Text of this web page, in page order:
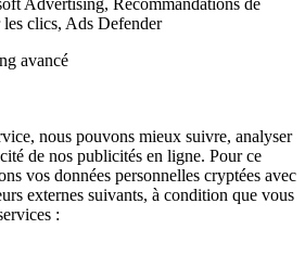
Advertising, Recommandations de
les clics, Ads Defender
avancé
nous pouvons mieux suivre, analyser
de nos publicités en ligne. Pour ce
vos données personnelles cryptées avec
externes suivants, à condition que vous
: